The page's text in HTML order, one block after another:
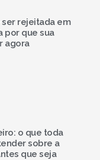
rejeitada em
por que sua
agora
o que toda
sobre a
que seja